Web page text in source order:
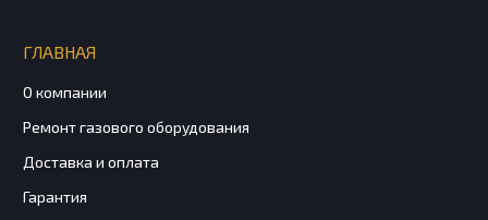
ГЛАВНАЯ
О компании
Ремонт газового оборудования
Доставка и оплата
Гарантия